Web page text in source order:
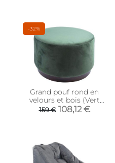
-32%
Grand pouf rond en
velours et bois (Vert
foncé)
159 € 108,12 €